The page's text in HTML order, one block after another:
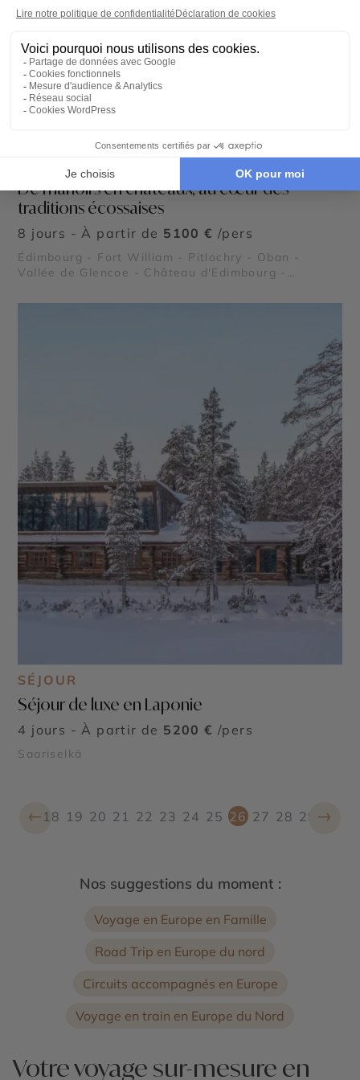
De manoirs en châteaux, au cœur des
traditions écossaises
8 jours - À partir de 5100 € /pers
Édimbourg - Fort William - Pitlochry - Oban -
Vallée de Glencoe - Château d'Edimbourg -
Deeside - Parc National des Cairngorms - Parc
SÉJOUR
Séjour de luxe en Laponie
4 jours - À partir de 5200 € /pers
Saariselkä
←18 19 20 21 22 23 24 25 26 27 28 29 →
Nos suggestions du moment :
Voyage en Europe en Famille
Road Trip en Europe du nord
Circuits accompagnés en Europe
Voyage en train en Europe du Nord
Votre voyage sur-mesure en